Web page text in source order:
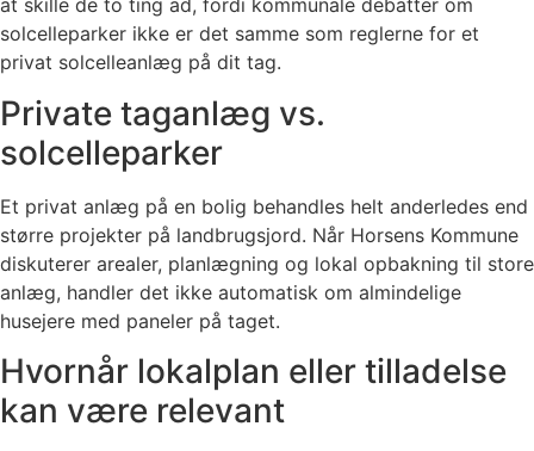
at skille de to ting ad, fordi kommunale debatter om
solcelleparker ikke er det samme som reglerne for et
privat solcelleanlæg på dit tag.
Private taganlæg vs.
solcelleparker
Et privat anlæg på en bolig behandles helt anderledes end
større projekter på landbrugsjord. Når Horsens Kommune
diskuterer arealer, planlægning og lokal opbakning til store
anlæg, handler det ikke automatisk om almindelige
husejere med paneler på taget.
Hvornår lokalplan eller tilladelse
kan være relevant